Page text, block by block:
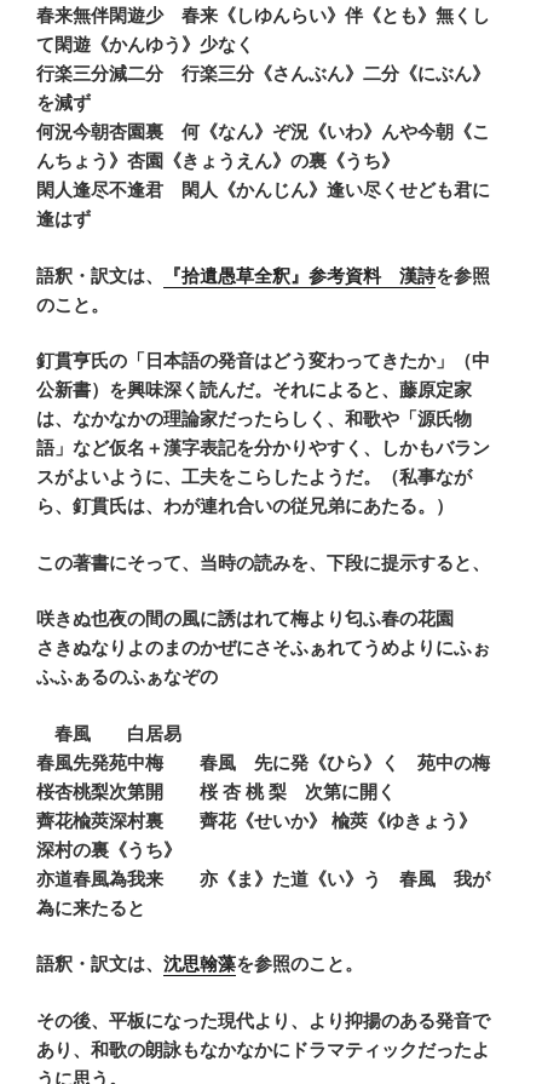
春来無伴閑遊少 春来《しゆんらい》伴《とも》無くし
て閑遊《かんゆう》少なく
行楽三分減二分 行楽三分《さんぶん》二分《にぶん》
を減ず
何況今朝杏園裏 何《なん》ぞ況《いわ》んや今朝《こ
んちょう》杏園《きょうえん》の裏《うち》
閑人逢尽不逢君 閑人《かんじん》逢い尽くせども君に
逢はず
語釈・訳文は、 『拾遺愚草全釈』参考資料 漢詩を参照
のこと。
釘貫亨氏の「日本語の発音はどう変わってきたか」（中
公新書）を興味深く読んだ。それによると、藤原定家
は、なかなかの理論家だったらしく、和歌や「源氏物
語」など仮名＋漢字表記を分かりやすく、しかもバラン
スがよいように、工夫をこらしたようだ。（私事なが
ら、釘貫氏は、わが連れ合いの従兄弟にあたる。）
この著書にそって、当時の読みを、下段に提示すると、
咲きぬ也夜の間の風に誘はれて梅より匂ふ春の花園
さきぬなりよのまのかぜにさそふぁれてうめよりにふぉ
ふふぁるのふぁなぞの
春風 白居易
春風先発苑中梅春風 先に発《ひら》く 苑中の梅
桜杏桃梨次第開 桜 杏 桃 梨 次第に開く
薺花楡莢深村裏 薺花《せいか》 楡莢《ゆきょう》
深村の裏《うち》
亦道春風為我来 亦《ま》た道《い》う 春風 我が
為に来たると
語釈・訳文は、 沈思翰藻を参照のこと。
その後、平板になった現代より、より抑揚のある発音で
あり、和歌の朗詠もなかなかにドラマティックだったよ
うに思う。